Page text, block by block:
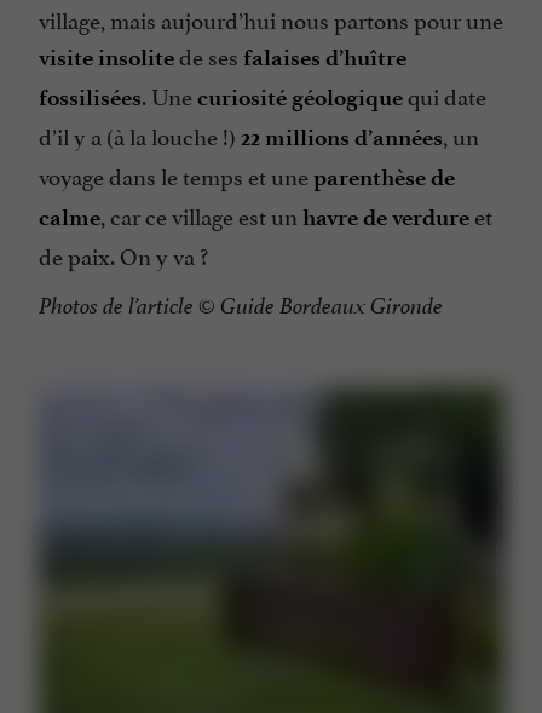
village, mais aujourd’hui nous partons pour une
visite insolitede ses falaises d’huître
fossilisées. Unecuriosité géologiquequi date
d’il y a (à la louche !) 22 millions d’années, un
voyage dans le temps et uneparenthèse de
calme, car ce village est un havre de verdure et
de paix. On y va ?
Photos de l’article © Guide Bordeaux Gironde